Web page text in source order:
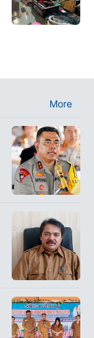
More